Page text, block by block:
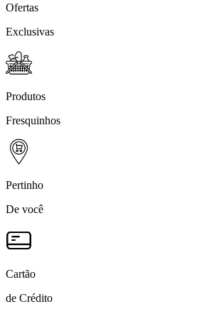
Ofertas
Exclusivas
Produtos
Fresquinhos
Pertinho
De você
Cartão
de Crédito